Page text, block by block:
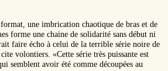
une imbrication chaotique de bras et de
forme une chaine de solidarité sans début ni
faire écho à celui de la terrible série noire de
volontiers. «Cette série très puissante est
semblent avoir été comme découpées au